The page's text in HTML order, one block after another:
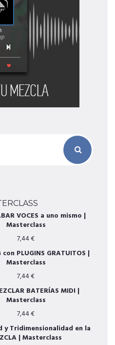
VOCES a uno mismo |
Masterclass
7,44€
con PLUGINS GRATUITOS |
Masterclass
7,44€
BATERÍAS MIDI |
Masterclass
7,44€
y Tridimensionalidad en la
| Masterclass